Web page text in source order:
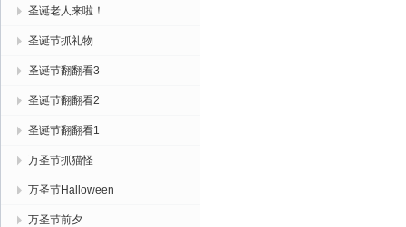
圣诞老人来啦！
圣诞节抓礼物
圣诞节翻翻看3
圣诞节翻翻看2
圣诞节翻翻看1
万圣节抓猫怪
万圣节Halloween
万圣节前夕